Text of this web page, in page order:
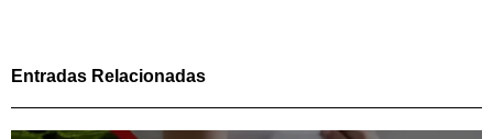
Entradas Relacionadas